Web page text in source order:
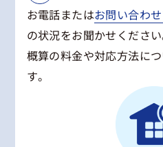
お電話またはお問い合わ
の状況をお聞かせください
概算の料金や対応方法に
す。